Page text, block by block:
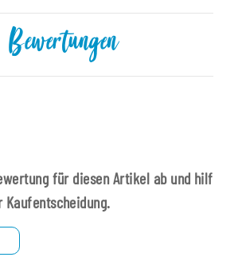
Bewertungen
für diesen Artikel ab und hilf
Kaufentscheidung.